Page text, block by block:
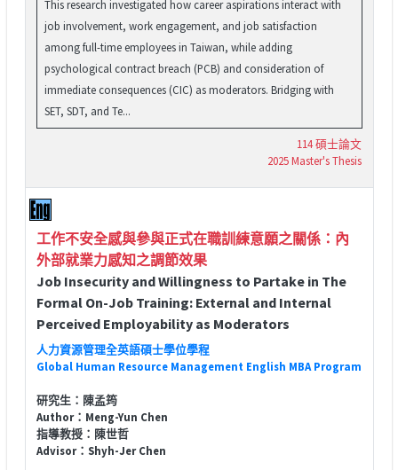
This research investigated how career aspirations interact with
job involvement, work engagement, and job satisfaction
among full-time employees in Taiwan, while adding
psychological contract breach (PCB) and consideration of
immediate consequences (CIC) as moderators. Bridging with
SET, SDT, and Te...
114 碩士論文
2025 Master's Thesis
工作不安全感與參與正式在職訓練意願之關係：內
外部就業力感知之調節效果
Job Insecurity and Willingness to Partake in The
Formal On-Job Training: External and Internal
Perceived Employability as Moderators
人力資源管理全英語碩士學位學程
Global Human Resource Management English MBA Program
研究生：陳孟筠
Author：Meng-Yun Chen
指導教授：陳世哲
Advisor：Shyh-Jer Chen